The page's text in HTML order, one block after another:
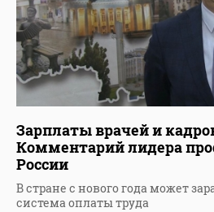
Зарплаты врачей и
Комментарий лидера
России
В стране с нового года может
система оплаты труда